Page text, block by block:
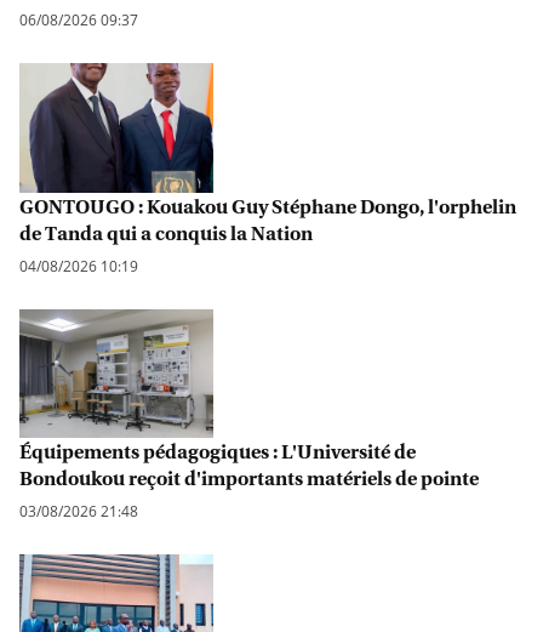
06/08/2026 09:37
GONTOUGO : Kouakou Guy Stéphane Dongo, l'orphelin
de Tanda qui a conquis la Nation
04/08/2026 10:19
Équipements pédagogiques : L'Université de
Bondoukou reçoit d'importants matériels de pointe
03/08/2026 21:48